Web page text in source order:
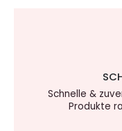
Schnelle &
Produkte